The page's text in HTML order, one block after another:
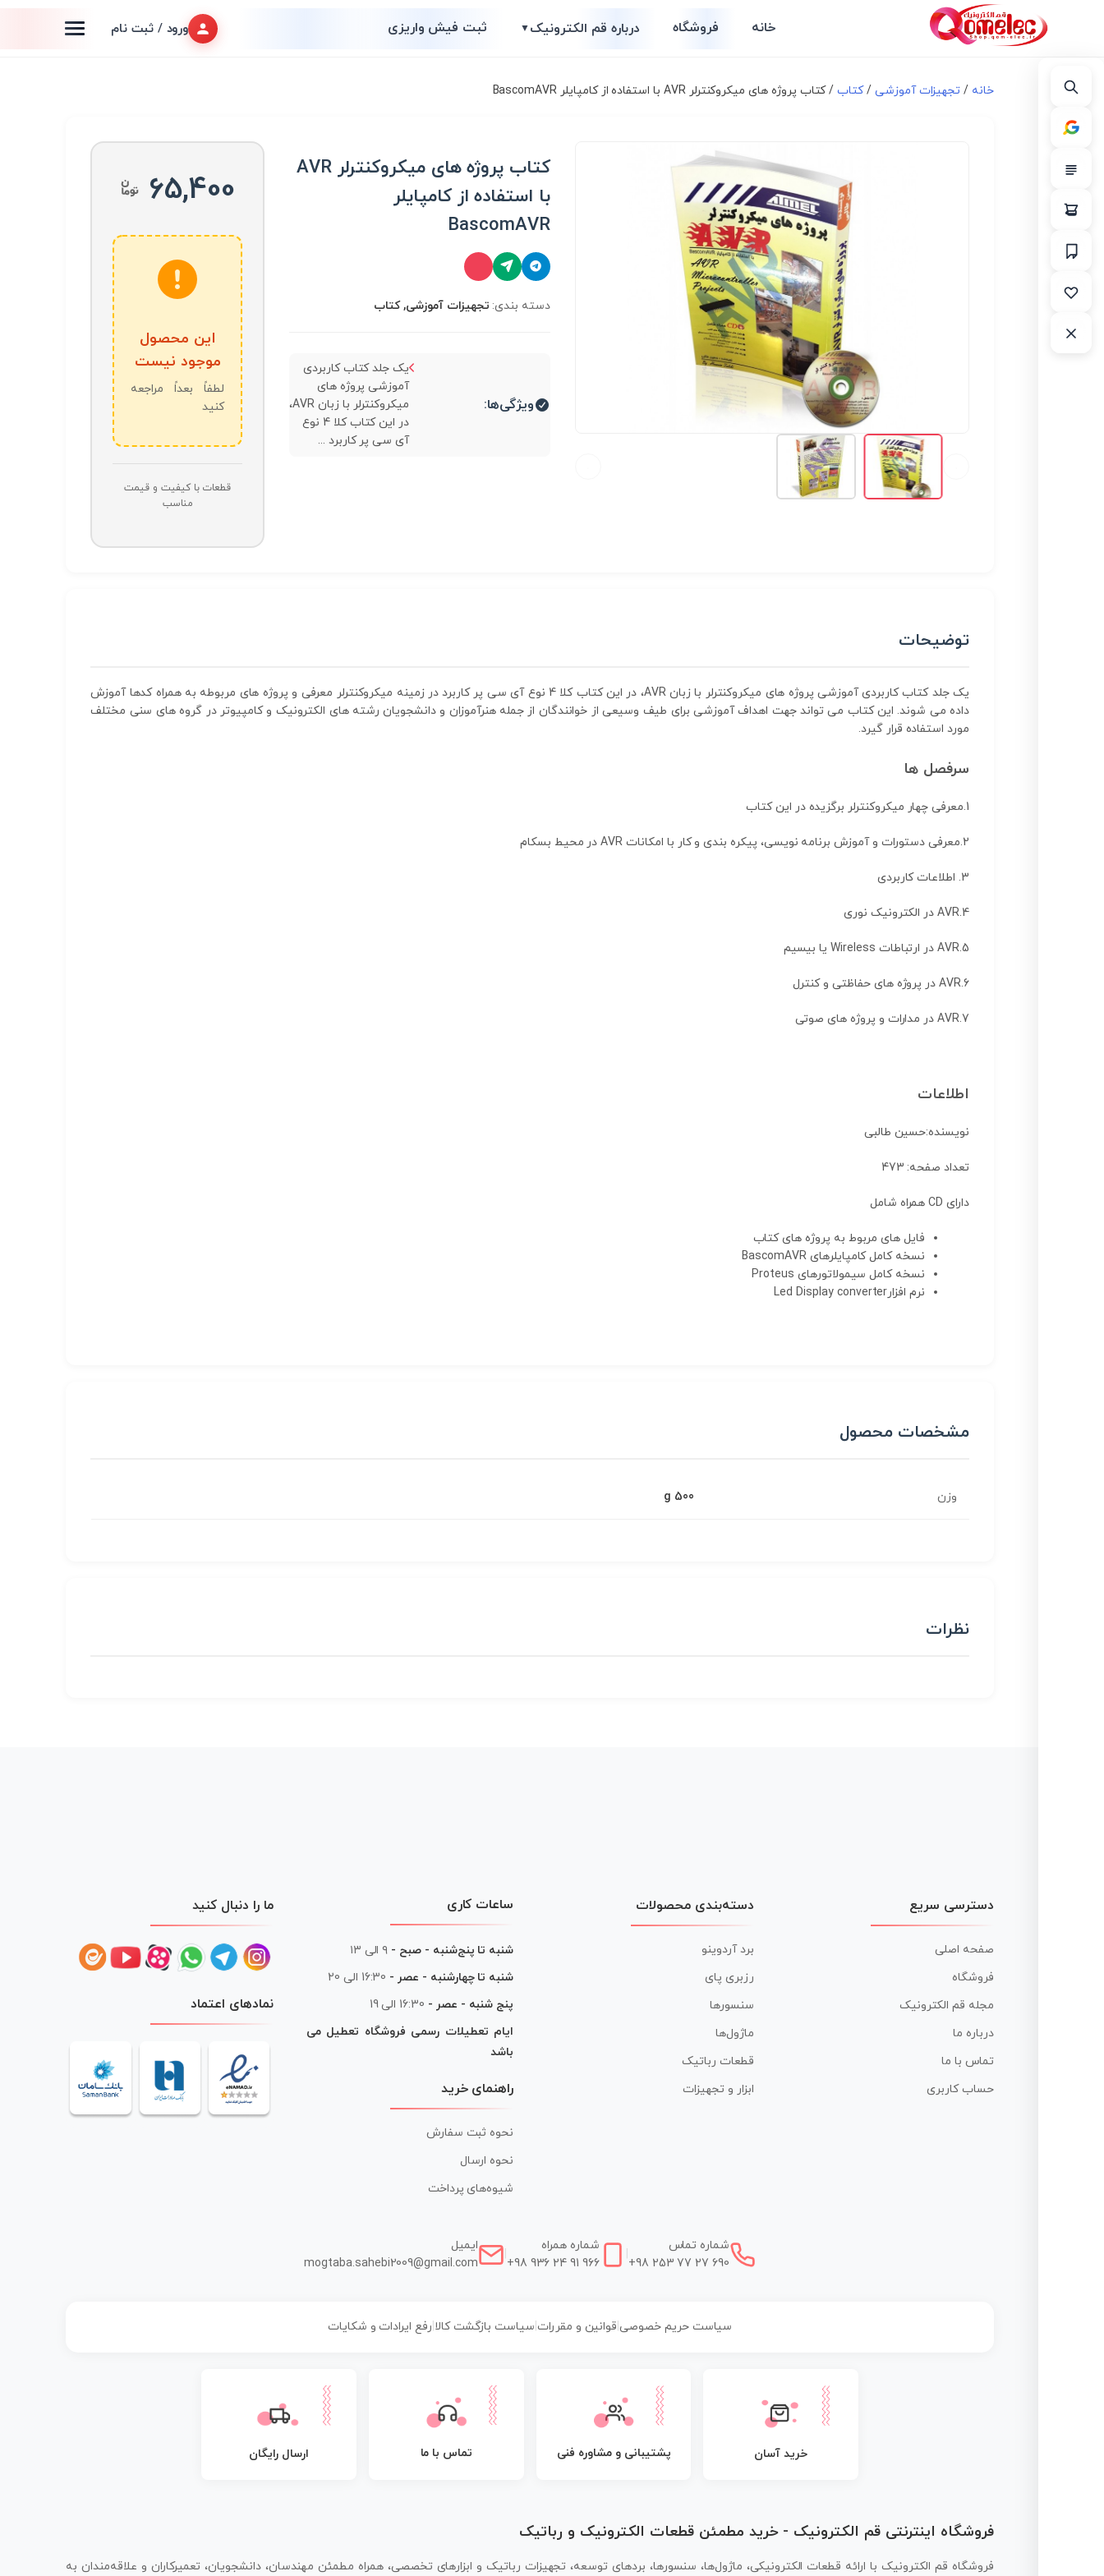
خانه فروشگاه درباره قم الکترونیک▼ ثبت فیش واریزی ورود / ثبت نام
خانه / تجهیزات آموزشی /کتاب/ کتاب پروژه های میکروکنترلر AVR با استفاده از کامپایلر BascomAVR
کتاب پروژه های میکروکنترلر AVR
با استفاده از کامپایلر
BascomAVR
دسته بندی: تجهیزات آموزشی, کتاب
ویژگی‌ها:
یک جلد کتاب کاربردی
آموزشی پروژه های
میکروکنترلر با زبان AVR،
در این کتاب کلا 4 نوع
آی سی پر کاربرد ...
65,400
این محصول
موجود نیست
لطفاً بعداً مراجعه
کنید
قطعات با کیفیت و قیمت
مناسب
توضیحات
یک جلد کتاب کاربردی آموزشی پروژه های میکروکنترلر با زبان AVR، در این کتاب کلا 4 نوع آی سی پر کاربرد در زمینه میکروکنترلر معرفی و پروژه های مربوطه به همراه کدها آموزش
داده می شوند. این کتاب می تواند جهت اهداف آموزشی برای طیف وسیعی از خوانندگان از جمله هنرآموزان و دانشجویان رشته های الکترونیک و کامپیوتر در گروه های سنی مختلف
مورد استفاده قرار گیرد.
سرفصل ها
1.معرفی چهار میکروکنترلر برگزیده در این کتاب
2.معرفی دستورات و آموزش برنامه نویسی، پیکره بندی و کار با امکانات AVR در محیط بسکام
3. اطلاعات کاربردی
4.AVR در الکترونیک نوری
5.AVR در ارتباطات Wireless یا بیسیم
6.AVR در پروژه های حفاظتی و کنترل
7.AVR در مدارات و پروژه های صوتی
اطلاعات
نویسنده:حسین طالبی
تعداد صفحه: 473
دارای CD همراه شامل
فایل های مربوط به پروژه های کتاب
نسخه کامل کامپایلرهای BascomAVR
نسخه کامل سیمولاتورهای Proteus
نرم افزارLed Display converter
مشخصات محصول
وزن 500 g
نظرات
دسترسی سریع
صفحه اصلی
فروشگاه
مجله قم الکترونیک
درباره ما
تماس با ما
حساب کاربری
دسته‌بندی محصولات
برد آردوینو
رزبری پای
سنسورها
ماژول‌ها
قطعات رباتیک
ابزار و تجهیزات
ساعات کاری
شنبه تا پنج‌شنبه - صبح - ۹ الی ۱۳
شنبه تا چهارشنبه - عصر - 16:30 الی 20
پنج شنبه - عصر - 16:30 الی 19
ایام تعطیلات رسمی فروشگاه تعطیل می
باشد
راهنمای خرید
نحوه ثبت سفارش
نحوه ارسال
شیوه‌های پرداخت
ما را دنبال کنید
نمادهای اعتماد
شماره تماس
+98 253 77 27 690
شماره همراه
+98 936 24 91 966
ایمیل
mogtaba.sahebi2009@gmail.com
سیاست حریم خصوصی| قوانین و مقررات سیاست بازگشت کالا رفع ایرادات و شکایات
خرید آسان پشتیبانی و مشاوره فنی تماس با ما ارسال رایگان
فروشگاه اینترنتی قم الکترونیک - خرید مطمئن قطعات الکترونیک و رباتیک
فروشگاه قم الکترونیک با ارائه قطعات الکترونیکی، ماژول‌ها، سنسورها، بردهای توسعه، تجهیزات رباتیک و ابزارهای تخصصی، همراه مطمئن مهندسان، دانشجویان، تعمیرکاران و علاقه‌مندان به